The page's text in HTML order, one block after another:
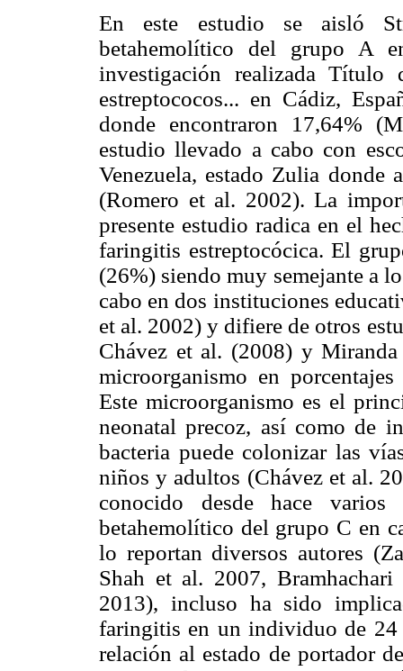
En este estudio se aisló
betahemolítico del grupo A
investigación realizada Título
estreptococos... en Cádiz,
donde encontraron 17,64%
estudio llevado a cabo con
Venezuela, estado Zulia donde
(Romero et al. 2002). La
presente estudio radica en el
faringitis estreptocócica. El
(26%) siendo muy semejante a
cabo en dos instituciones
et al. 2002) y difiere de otros
Chávez et al. (2008) y
microorganismo en
Este microorganismo es el
neonatal precoz, así como de
bacteria puede colonizar las
niños y adultos (Chávez et al.
conocido desde hace
betahemolítico del grupo C en
lo reportan diversos autores
Shah et al. 2007,
2013), incluso ha sido
faringitis en un individuo de 24
relación al estado de portador